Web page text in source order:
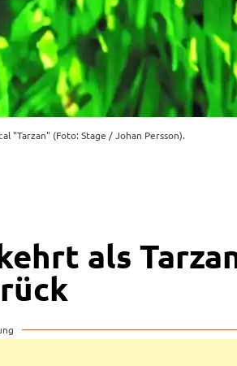
"Tarzan" (Foto: Stage / Johan Persson).
als